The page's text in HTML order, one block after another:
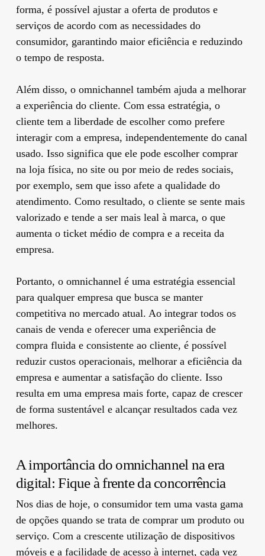
forma, é possível ajustar a oferta de produtos e
serviços de acordo com as necessidades do
consumidor, garantindo maior eficiência e reduzindo
o tempo de resposta.
Além disso, o omnichannel também ajuda a melhorar
a experiência do cliente. Com essa estratégia, o
cliente tem a liberdade de escolher como prefere
interagir com a empresa, independentemente do canal
usado. Isso significa que ele pode escolher comprar
na loja física, no site ou por meio de redes sociais,
por exemplo, sem que isso afete a qualidade do
atendimento. Como resultado, o cliente se sente mais
valorizado e tende a ser mais leal à marca, o que
aumenta o ticket médio de compra e a receita da
empresa.
Portanto, o omnichannel é uma estratégia essencial
para qualquer empresa que busca se manter
competitiva no mercado atual. Ao integrar todos os
canais de venda e oferecer uma experiência de
compra fluida e consistente ao cliente, é possível
reduzir custos operacionais, melhorar a eficiência da
empresa e aumentar a satisfação do cliente. Isso
resulta em uma empresa mais forte, capaz de crescer
de forma sustentável e alcançar resultados cada vez
melhores.
A importância do omnichannel na era
digital: Fique à frente da concorrência
Nos dias de hoje, o consumidor tem uma vasta gama
de opções quando se trata de comprar um produto ou
serviço. Com a crescente utilização de dispositivos
móveis e a facilidade de acesso à internet, cada vez